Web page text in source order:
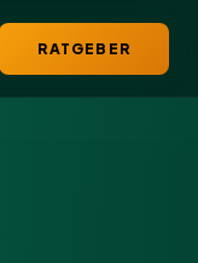
RATGEBER